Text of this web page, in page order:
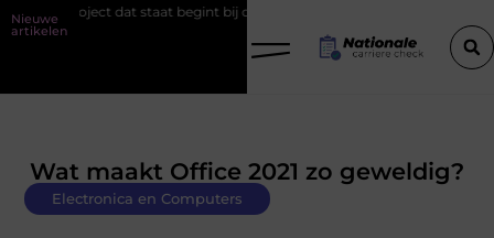
Nieuwe
artikelen
dat staat begint bij de fundering
Wat maakt Office 2021 zo geweldig?
Electronica en Computers